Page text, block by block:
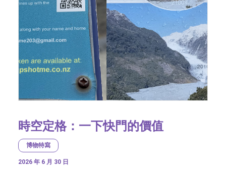
時空定格：一下快門的價值
博物特寫
2026 年 6 月 30 日